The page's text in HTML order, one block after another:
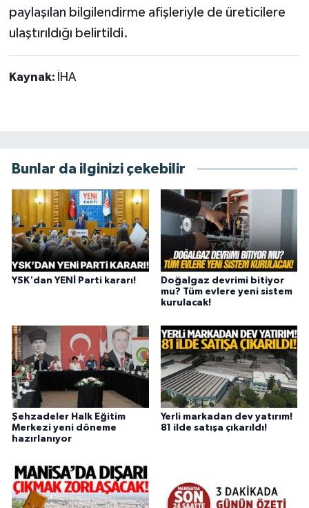
paylaşılan bilgilendirme afişleriyle de üreticilere
ulaştırıldığı belirtildi.
Kaynak: İHA
Bunlar da ilginizi çekebilir
YSK'dan YENİ Parti kararı!
Doğalgaz devrimi bitiyor
mu? Tüm evlere yeni sistem
kurulacak!
Şehzadeler Halk Eğitim
Merkezi yeni döneme
hazırlanıyor
Yerli markadan dev yatırım!
81 ilde satışa çıkarıldı!